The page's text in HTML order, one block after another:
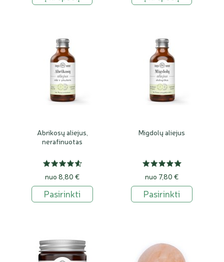
Abrikosų aliejus,
nerafinuotas
nuo 8,80 €
Pasirinkti
Migdolų aliejus
nuo 7,80 €
Pasirinkti